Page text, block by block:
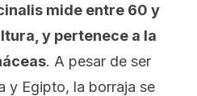
mide entre 60 y
y pertenece a la
. A pesar de ser
y Egipto, la borraja se